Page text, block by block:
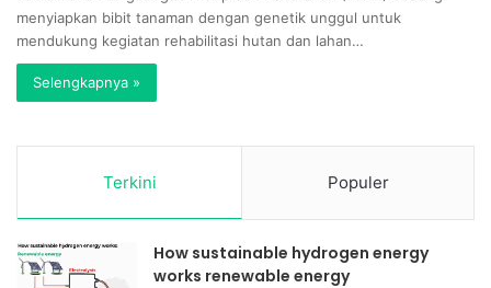
menyiapkan bibit tanaman dengan genetik unggul untuk
mendukung kegiatan rehabilitasi hutan dan lahan…
Selengkapnya »
Terkini Populer
How sustainable hydrogen energy
works renewable energy